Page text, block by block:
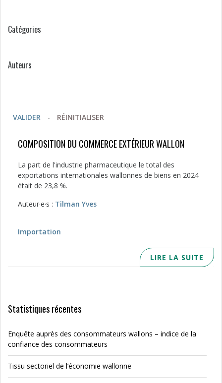
Catégories
Auteurs
VALIDER - RÉINITIALISER
COMPOSITION DU COMMERCE EXTÉRIEUR WALLON
La part de l'industrie pharmaceutique le total des
exportations internationales wallonnes de biens en 2024
était de 23,8 %.
Auteur·e·s : Tilman Yves
Importation
LIRE LA SUITE
Statistiques récentes
Enquête auprès des consommateurs wallons – indice de la
confiance des consommateurs
Tissu sectoriel de l’économie wallonne